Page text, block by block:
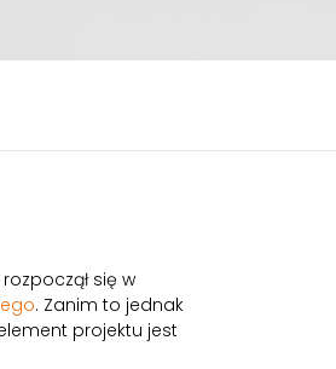
się w
. Zanim to jednak
projektu jest